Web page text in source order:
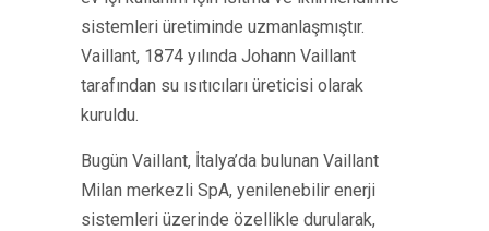
sistemleri üretiminde uzmanlaşmıştır.
Vaillant, 1874 yılında Johann Vaillant
tarafından su ısıtıcıları üreticisi olarak
kuruldu.
Bugün Vaillant, İtalya’da bulunan Vaillant
Milan merkezli SpA, yenilenebilir enerji
sistemleri üzerinde özellikle durularak,